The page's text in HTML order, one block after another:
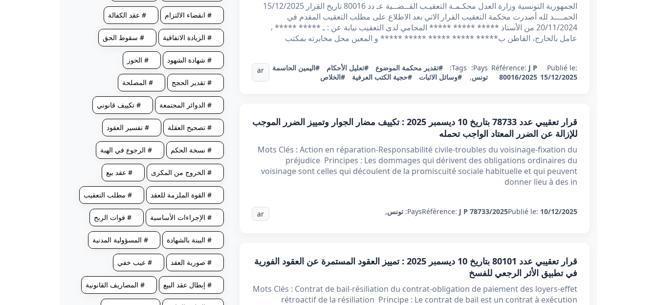
الجمهورية التونسية وزارة العدل محكـمـة التعقيـب القــضــية عـ دد 80016 تاريخ القرار 15/12/2025
الحمــــد لله أصدرت محكمة التعقيب القرار الاتي بعد الاطلاع على مطلب التعقيب المقدم في
20/11/2024 من الأستاذ ***** ***** ***** المحامي لدى التعقيب نيابة عن : ـ ***** ***** ،
عامل بالخارج، القاطن ب***** ***** ***** ***** ***** و المعين محل مخابرته بمكتب
Publié le:
15/12/2025
Référence: J P
80016/2025
Pays:
تونس,
Tags: #تقدير محكمة الموضوع #تعليل الأحكام
#اليمين الحاسمة
#وسائل الاثبات
#حجية الكتب العرفية #الخلاص
ar
قرار تعقيبي عدد 78733 بتاريخ 10 ديسمبر 2025 : تكييف مضار الجوار وتمييز الضرر الموجب
للإزالة عن الضرر المعتاد الواجب تحمله
Mots Clés : Action en réparation-Responsabilité civile-troubles du voisinage-fixation du
préjudice Principes : Les dommages qui dérivent des obligations ordinaires du
voisinage sont celles qui découlent de la promiscuité sociale habituelle et qui peuvent
donner lieu à des in
Publié le: 10/12/2025
Référence: J P 78733/2025
Pays: تونس,
ar
قرار تعقيبي عدد 80101 بتاريخ 10 ديسمبر 2025 : تمييز العقود المستمرة عن العقود الفورية
في تطبيق الأثر الرجعي للفسخ
Mots Clés : Contrat de bail-résiliation du contrat-obligation de paiement des loyers-effet
rétroactif de la résiliation Principe : Le contrat de bail est un contrat à exécution
# انقضاء الالتزام # عقد الكفالة
# الزيادة الاتفاقية # سقوط الحق
# شهادة الشهود # الحوز
# تقدير الحجج # المصلحة
# الدوائر المجتمعة # تكييف قانوني
# تصحيح العقلة # تفسير العقود
# نسخة الحكم # الرجوع في الهبة
# الخروج من المكرى # عقد بيع
# القوة الملزمة للعقد # مطلب التعقيب
# الإجراءات الأساسية # فوات الربح
# البينة بالشهادة # المسؤولية المدنية
# صورية العقد # عيب خفي
# إبطال عقد البيع # المصاريف القانونية